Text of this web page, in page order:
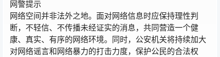
网警提示
网络空间并非法外之地。面对网络信息时应保持理性判
断，不轻信、不传播未经证实的消息，共同营造一个健
康、真实、有序的网络环境。同时，公安机关将持续加大
对网络谣言和网络暴力的打击力度，保护公民的合法权